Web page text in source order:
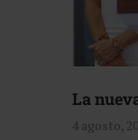
La
4 agosto,